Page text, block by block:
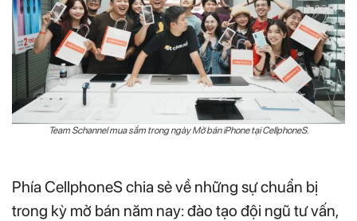
Team Schannel mua sắm trong ngày Mở bán iPhone tại CellphoneS.
Phía CellphoneS chia sẻ về những sự chuẩn bị
trong kỳ mở bán năm nay: đào tạo đội ngũ tư vấn,